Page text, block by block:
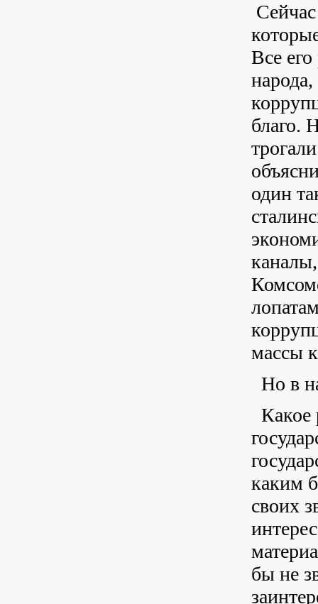
Все
благо.
один
массы
Но в
Какое
каким
своих
бы не